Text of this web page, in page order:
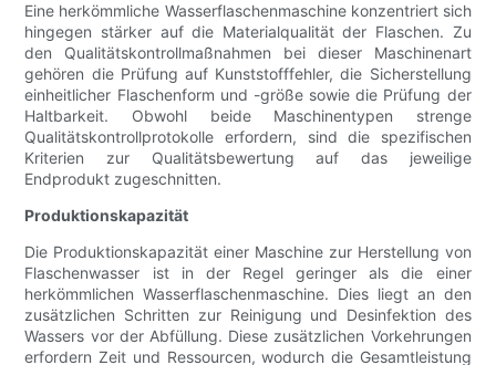
Eine herkömmliche Wasserflaschenmaschine konzentriert sich
hingegen stärker auf die Materialqualität der Flaschen. Zu
den Qualitätskontrollmaßnahmen bei dieser Maschinenart
gehören die Prüfung auf Kunststofffehler, die Sicherstellung
einheitlicher Flaschenform und -größe sowie die Prüfung der
Haltbarkeit. Obwohl beide Maschinentypen strenge
Qualitätskontrollprotokolle erfordern, sind die spezifischen
Kriterien zur Qualitätsbewertung auf das jeweilige
Endprodukt zugeschnitten.
Produktionskapazität
Die Produktionskapazität einer Maschine zur Herstellung von
Flaschenwasser ist in der Regel geringer als die einer
herkömmlichen Wasserflaschenmaschine. Dies liegt an den
zusätzlichen Schritten zur Reinigung und Desinfektion des
Wassers vor der Abfüllung. Diese zusätzlichen Vorkehrungen
erfordern Zeit und Ressourcen, wodurch die Gesamtleistung